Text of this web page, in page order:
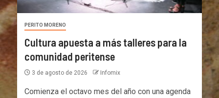
PERITO MORENO
Cultura apuesta a más talleres para la
comunidad peritense
3 de agosto de 2026 Infomix
Comienza el octavo mes del año con una agenda